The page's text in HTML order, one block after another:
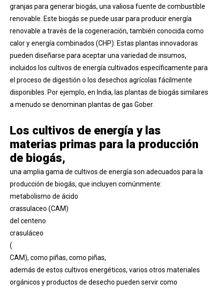
granjas para generar biogás, una valiosa fuente de combustible
renovable. Este biogás se puede usar para producir energía
renovable a través de la cogeneración, también conocida como
calor y energía combinados (CHP). Estas plantas innovadoras
pueden diseñarse para aceptar una variedad de insumos,
incluidos los cultivos de energía cultivados específicamente para
el proceso de digestión o los desechos agrícolas fácilmente
disponibles. Por ejemplo, en India, las plantas de biogás similares
a menudo se denominan plantas de gas Gober.
Los cultivos de energía y las
materias primas para la producción
de biogás,
una amplia gama de cultivos de energía son adecuados para la
producción de biogás, que incluyen comúnmente:
metabolismo de ácido
crassulaceo (CAM)
del centeno
crasuláceo
(
CAM), como piñas, como piñas,
además de estos cultivos energéticos, varios otros materiales
orgánicos y productos de desecho pueden servir como